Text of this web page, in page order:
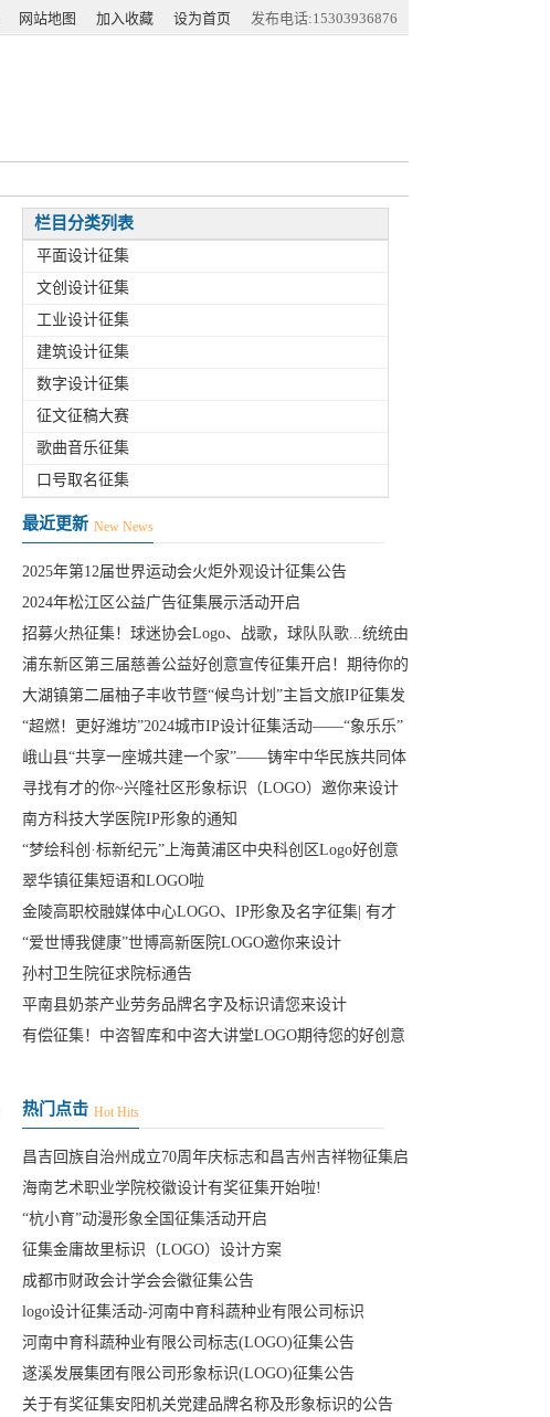
网站地图 加入收藏 设为首页 发布电话:15303936876
栏目分类列表
平面设计征集
文创设计征集
工业设计征集
建筑设计征集
数字设计征集
征文征稿大赛
歌曲音乐征集
口号取名征集
最近更新 New News
2025年第12届世界运动会火炬外观设计征集公告
2024年松江区公益广告征集展示活动开启
招募火热征集！球迷协会Logo、战歌，球队队歌...统统由
你来定
浦东新区第三届慈善公益好创意宣传征集开启！期待你的
创“益”
大湖镇第二届柚子丰收节暨“候鸟计划”主旨文旅IP征集发
布会
“超燃！更好潍坊”2024城市IP设计征集活动——“象乐乐”
来啦
峨山县“共享一座城共建一个家”——铸牢中华民族共同体
意识主旨
寻找有才的你~兴隆社区形象标识（LOGO）邀你来设计
南方科技大学医院IP形象的通知
“梦绘科创·标新纪元”上海黄浦区中央科创区Logo好创意
征集大赛
翠华镇征集短语和LOGO啦
金陵高职校融媒体中心LOGO、IP形象及名字征集| 有才
华的你，我们等
“爱世博我健康”世博高新医院LOGO邀你来设计
孙村卫生院征求院标通告
平南县奶茶产业劳务品牌名字及标识请您来设计
有偿征集！中咨智库和中咨大讲堂LOGO期待您的好创意
热门点击 Hot Hits
昌吉回族自治州成立70周年庆标志和昌吉州吉祥物征集启
海南艺术职业学院校徽设计有奖征集开始啦!
“杭小育”动漫形象全国征集活动开启
征集金庸故里标识（LOGO）设计方案
成都市财政会计学会会徽征集公告
logo设计征集活动-河南中育科蔬种业有限公司标识
(LOGO
河南中育科蔬种业有限公司标志(LOGO)征集公告
遂溪发展集团有限公司形象标识(LOGO)征集公告
关于有奖征集安阳机关党建品牌名称及形象标识的公告